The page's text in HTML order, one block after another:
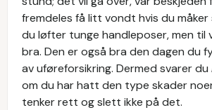
fremdeles få litt vondt hvis du måker
du løfter tunge handleposer, men til
bra. Den er også bra den dagen du
av uføreforsikring. Dermed svarer du
om du har hatt den type skader
tenker rett og slett ikke på det.